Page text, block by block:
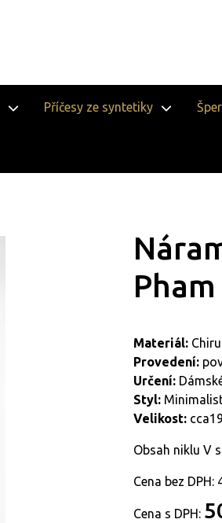
Příčesy ze syntetiky
Pham
Materiál:
Provedení:
Určení:
Styl:
Velikost:
Obsah niklu V
Cena bez DPH:
Cena s DPH: